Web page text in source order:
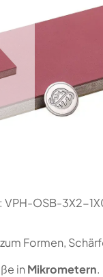
Formen,
inMikrometern.
VPH-OSB-3X2-